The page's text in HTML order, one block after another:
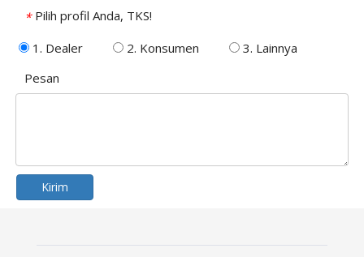
* Pilih profil Anda, TKS!
1. Dealer
2. Konsumen
3. Lainnya
Pesan
Kirim